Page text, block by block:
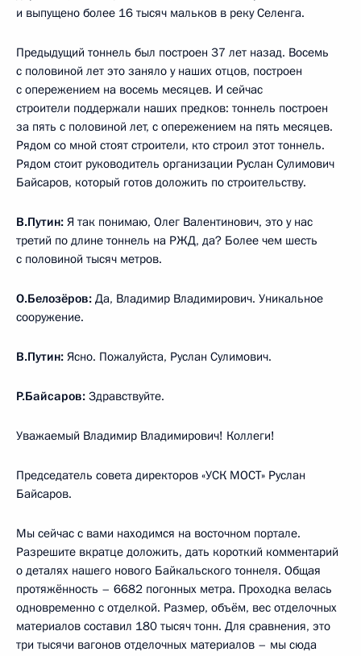
и выпущено более 16 тысяч мальков в реку Селенга.
Предыдущий тоннель был построен 37 лет назад. Восемь
с половиной лет это заняло у наших отцов, построен
с опережением на восемь месяцев. И сейчас
строители поддержали наших предков: тоннель построен
за пять с половиной лет, с опережением на пять месяцев.
Рядом со мной стоят строители, кто строил этот тоннель.
Рядом стоит руководитель организации Руслан Сулимович
Байсаров, который готов доложить по строительству.
В.Путин: Я так понимаю, Олег Валентинович, это у нас
третий по длине тоннель на РЖД, да? Более чем шесть
с половиной тысяч метров.
О.Белозёров: Да, Владимир Владимирович. Уникальное
сооружение.
В.Путин: Ясно. Пожалуйста, Руслан Сулимович.
Р.Байсаров: Здравствуйте.
Уважаемый Владимир Владимирович! Коллеги!
Председатель совета директоров «УСК МОСТ» Руслан
Байсаров.
Мы сейчас с вами находимся на восточном портале.
Разрешите вкратце доложить, дать короткий комментарий
о деталях нашего нового Байкальского тоннеля. Общая
протяжённость – 6682 погонных метра. Проходка велась
одновременно с отделкой. Размер, объём, вес отделочных
материалов составил 180 тысяч тонн. Для сравнения, это
три тысячи вагонов отделочных материалов – мы сюда